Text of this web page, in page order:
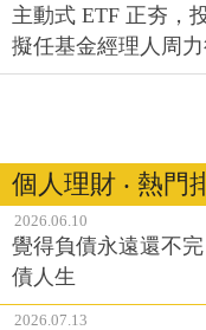
主動式 ETF 正夯，
擬任基金經理人周
個人理財 ‧ 熱門
2026.06.10
覺得負債永遠還不
債人生
2026.07.13